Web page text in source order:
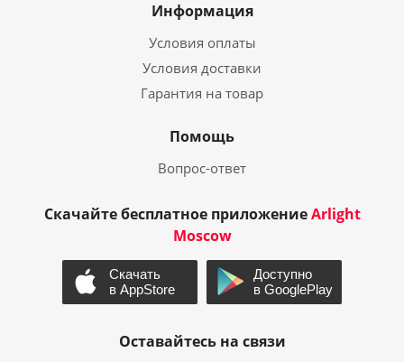
Информация
Условия оплаты
Условия доставки
Гарантия на товар
Помощь
Вопрос-ответ
Скачайте бесплатное приложениеArlight
Moscow
Оставайтесь на связи